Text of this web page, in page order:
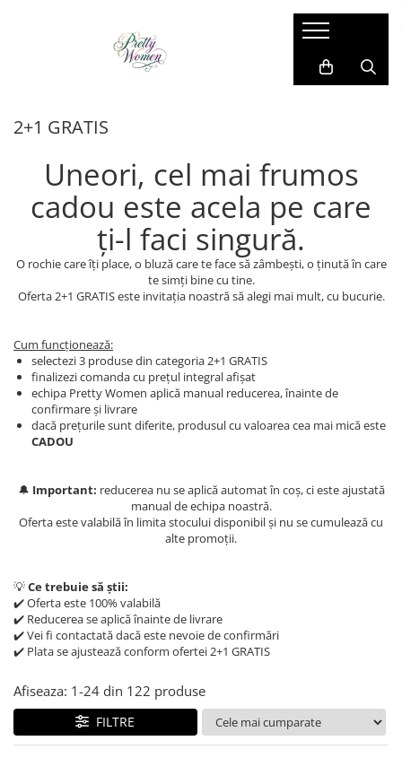
Imbracaminte dama
Geci si jachete
Pantaloni si blugi
Rochii de zi
Vesta
Bluze
Fusta
Trening
Salopete
Tricouri si topuri
Accesorii dama
Esarfe
Brose
Coliere
Ciorapi
Cape din blana
Umbrele
Cadou pentru EL
Camasi barbati
Sacouri barbati
Pantaloni si blugi
Compleu sport
Geci si jachete
Vesta
Bretele si curele
2+1 GRATIS
Uneori, cel mai frumos
cadou este acela pe care
ți-l faci singură.
O rochie care îți place, o bluză care te face să zâmbești, o ținută în care
te simți bine cu tine.
Oferta 2+1 GRATIS este invitația noastră să alegi mai mult, cu bucurie.
Cum funcționează:
selectezi 3 produse din categoria 2+1 GRATIS
finalizezi comanda cu prețul integral afișat
echipa Pretty Women aplică manual reducerea, înainte de
confirmare și livrare
dacă prețurile sunt diferite, produsul cu valoarea cea mai mică este
CADOU
🔔 Important: reducerea nu se aplică automat în coș, ci este ajustată
manual de echipa noastră.
Oferta este valabilă în limita stocului disponibil și nu se cumulează cu
alte promoții.
💡Ce trebuie să știi:
✔️ Oferta este 100% valabilă
✔️ Reducerea se aplică înainte de livrare
✔️ Vei fi contactată dacă este nevoie de confirmări
✔️ Plata se ajustează conform ofertei 2+1 GRATIS
Afiseaza: 1-24 din 122 produse
FILTRE